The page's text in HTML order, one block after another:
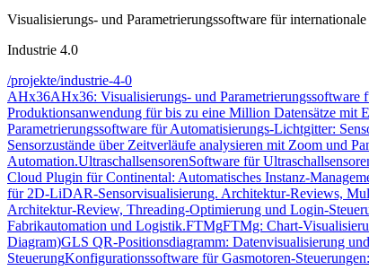
Visualisierungs- und Parametrierungssoftware für
Industrie 4.0
/projekte/industrie-4-0
AHx36AHx36: Visualisierungs- und
Produktionsanwendung für bis zu eine Million Datensätze mit
Parametrierungssoftware für Automatisierungs-Lichtgitter:
Sensorzustände über Zeitverläufe analysieren mit Zoom und
Automation.UltraschallsensorenSoftware für
Cloud Plugin für Continental: Automatisches Instanz-
für 2D-LiDAR-Sensorvisualisierung. Architektur-Reviews,
Architektur-Review, Threading-Optimierung und Login-
Fabrikautomation und Logistik.FTMgFTMg: Chart-
Diagram)GLS QR-Positionsdiagramm: Datenvisualisierung
SteuerungKonfigurationssoftware für Gasmotoren-